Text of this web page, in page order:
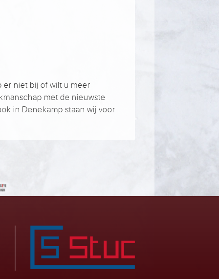
niet bij of wilt u meer
met de nieuwste
in Denekamp staan wij voor